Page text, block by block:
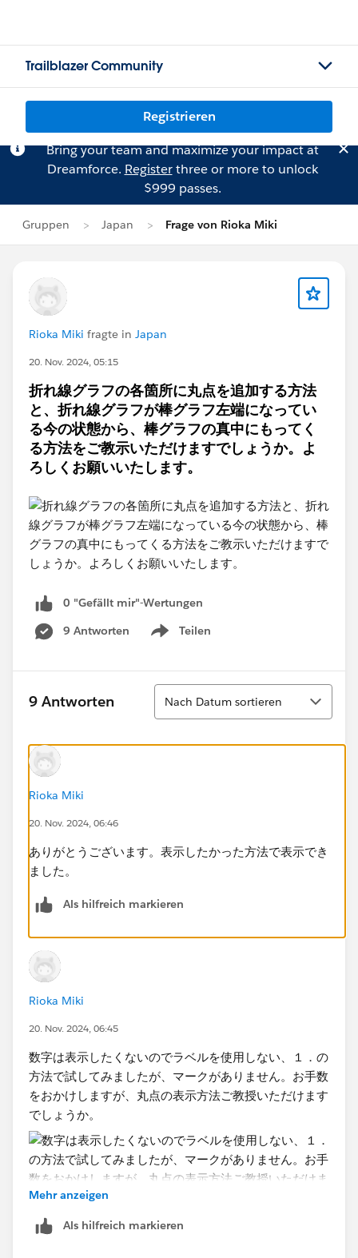
Trailblazer Community
Registrieren
Bring your team and maximize your impact at
Dreamforce. Registerthree or more to unlock
$999 passes.
Gruppen Japan Frage von Rioka Miki
Rioka Miki fragte in Japan
20. Nov. 2024, 05:15
折れ線グラフの各箇所に丸点を追加する方法
と、折れ線グラフが棒グラフ左端になってい
る今の状態から、棒グラフの真中にもってく
る方法をご教示いただけますでしょうか。よ
ろしくお願いいたします。
0 "Gefällt mir"-Wertungen
9 Antworten
Teilen
Show menu
9 Antworten
Sortieren
Nach Datum sortieren
Rioka Miki
20. Nov. 2024, 06:46
ありがとうございます。表示したかった方法で表示でき
ました。
Als hilfreich markieren
Rioka Miki
20. Nov. 2024, 06:45
数字は表示したくないのでラベルを使用しない、１．の
方法で試してみましたが、マークがありません。お手数
をおかけしますが、丸点の表示方法ご教授いただけます
でしょうか。
Mehr anzeigen
Als hilfreich markieren